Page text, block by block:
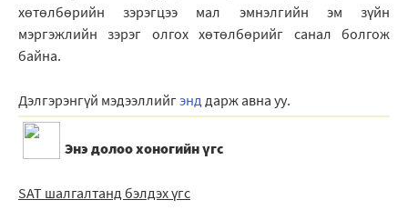
хөтөлбөрийн зэрэгцээ мал эмнэлгийн эм зүйн
мэргэжлийн зэрэг олгох хөтөлбөрийг санал болгож
байна.
Дэлгэрэнгүй мэдээллийгэнд дарж авна уу.
Энэ долоо хоногийн үгc
SAT шалгалтанд бэлдэх үгc